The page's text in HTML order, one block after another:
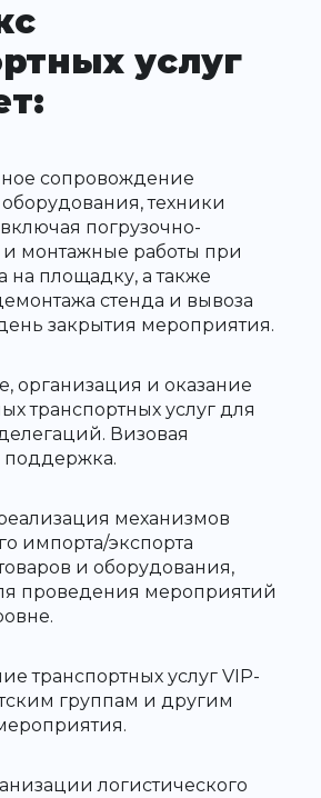
услуг
сопровождение
техники
погрузочно-
и монтажные работы при
на площадку, а также
стенда и вывоза
закрытия мероприятия.
организация и оказание
транспортных услуг для
Визовая
поддержка.
механизмов
импорта/экспорта
и оборудования,
проведения мероприятий
транспортных услуг VIP-
группам и другим
логистического